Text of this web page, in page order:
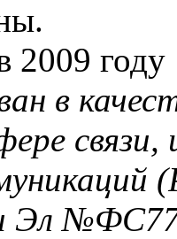
2009 году
в
Эл